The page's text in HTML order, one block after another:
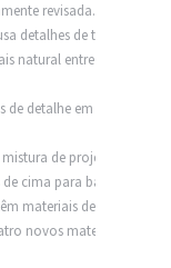
revisada.
detalhes de textura
natural entre os
detalhe em vez de
de projeções
cima para baixo.
materiais de
novos materiais